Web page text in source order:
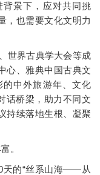
景下，应对共同挑
，也需要文化文明力
世界古典学大会等成
心、雅典中国古典文
中外旅游年、文化
桥梁，助力不同文
持续落地生根、凝聚
。
的“丝系山海——从